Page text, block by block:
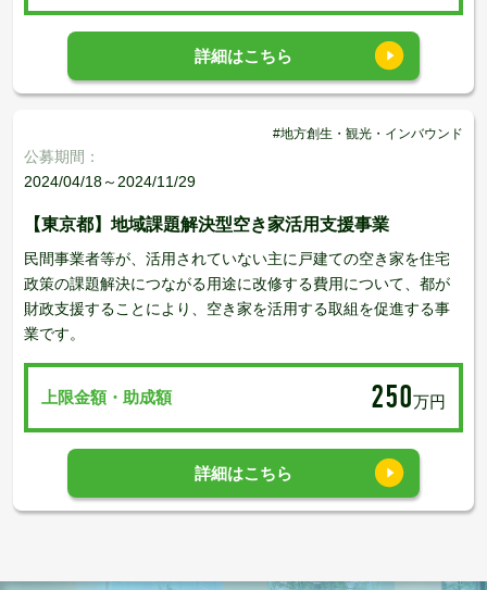
詳細はこちら
#地方創生・観光・インバウンド
公募期間：
2024/04/18～2024/11/29
【東京都】地域課題解決型空き家活用支援事業
民間事業者等が、活用されていない主に戸建ての空き家を住宅
政策の課題解決につながる用途に改修する費用について、都が
財政支援することにより、空き家を活用する取組を促進する事
業です。
上限金額・助成額 250万円
詳細はこちら